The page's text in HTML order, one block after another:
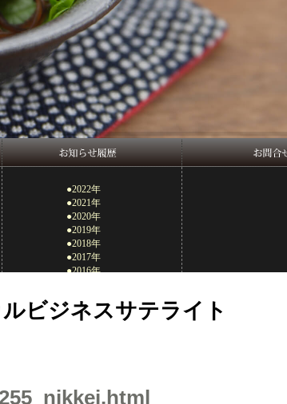
●2022年
●2021年
●2020年
●2019年
●2018年
●2017年
●2016年
●2013年
ビジネスサテライト